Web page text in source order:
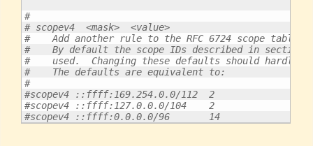
#
# scopev4  <mask>  <value>
#    Add another rule to the RFC 6724 scope table
#    By default the scope IDs described in section
#    used.  Changing these defaults should hardly
#    The defaults are equivalent to:
#
#scopev4 ::ffff:169.254.0.0/112  2
#scopev4 ::ffff:127.0.0.0/104    2
#scopev4 ::ffff:0.0.0.0/96       14